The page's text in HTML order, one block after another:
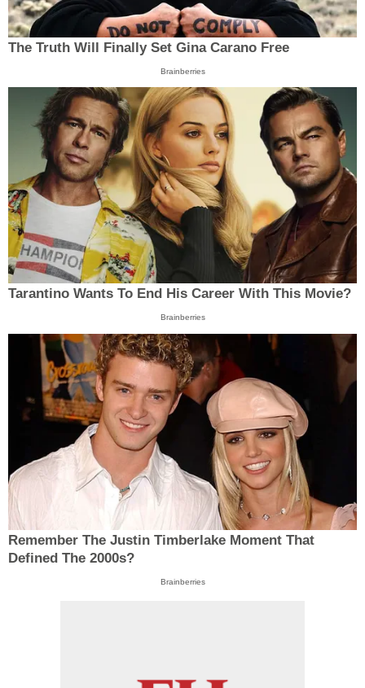
The Truth Will Finally Set Gina Carano Free
Brainberries
Tarantino Wants To End His Career With This Movie?
Brainberries
Remember The Justin Timberlake Moment That
Defined The 2000s?
Brainberries